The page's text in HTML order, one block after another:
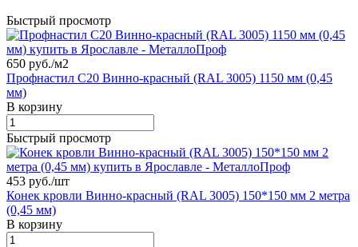
Быстрый просмотр
650 руб./м2
Профнастил С20 Винно-красный (RAL 3005) 1150 мм (0,45
мм)
В корзину
Быстрый просмотр
453 руб./шт
Конек кровли Винно-красный (RAL 3005) 150*150 мм 2 метра
(0,45 мм)
В корзину